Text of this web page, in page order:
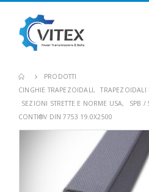
PRODOTTI
CINGHIE TRAPEZOIDALI, TRAPEZOIDALI
SEZIONI STRETTE E NORME USA,
SPB /
CONTI®V DIN 7753 19.0X2500